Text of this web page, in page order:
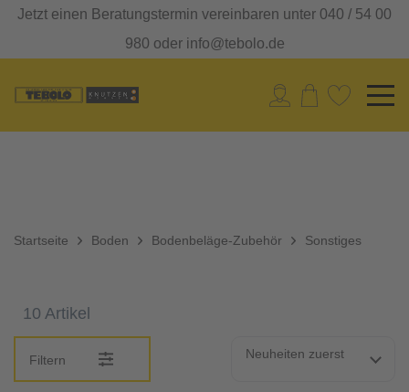
Jetzt einen Beratungstermin vereinbaren unter 040 / 54 00
980 oder info@tebolo.de
Startseite Boden Bodenbeläge-Zubehör Sonstiges
10 Artikel
Filtern Neuheiten zuerst